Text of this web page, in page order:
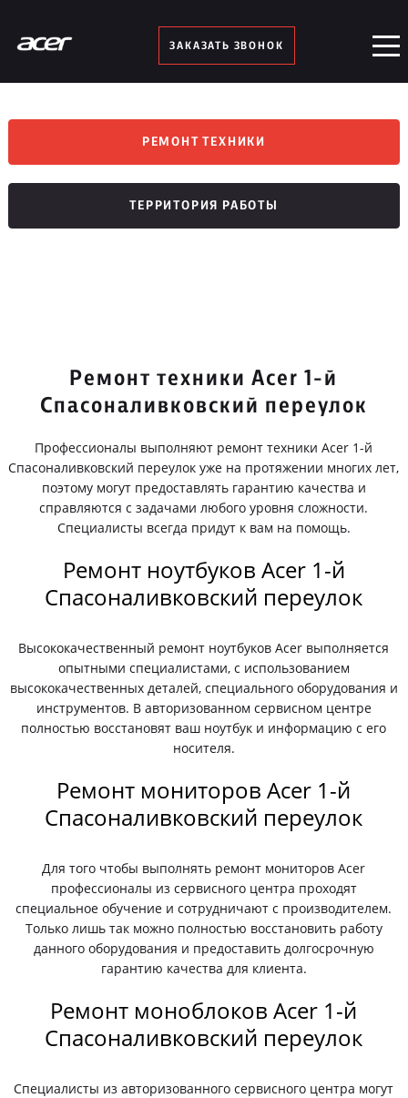
ЗАКАЗАТЬ ЗВОНОК
РЕМОНТ ТЕХНИКИ
ТЕРРИТОРИЯ РАБОТЫ
Ремонт техники Acer 1-й
Спасоналивковский переулок
Профессионалы выполняют ремонт техники Acer 1-й
Спасоналивковский переулок уже на протяжении многих лет,
поэтому могут предоставлять гарантию качества и
справляются с задачами любого уровня сложности.
Специалисты всегда придут к вам на помощь.
Ремонт ноутбуков Acer 1-й
Спасоналивковский переулок
Высококачественный ремонт ноутбуков Acer выполняется
опытными специалистами, с использованием
высококачественных деталей, специального оборудования и
инструментов. В авторизованном сервисном центре
полностью восстановят ваш ноутбук и информацию с его
носителя.
Ремонт мониторов Acer 1-й
Спасоналивковский переулок
Для того чтобы выполнять ремонт мониторов Acer
профессионалы из сервисного центра проходят
специальное обучение и сотрудничают с производителем.
Только лишь так можно полностью восстановить работу
данного оборудования и предоставить долгосрочную
гарантию качества для клиента.
Ремонт моноблоков Acer 1-й
Спасоналивковский переулок
Специалисты из авторизованного сервисного центра могут